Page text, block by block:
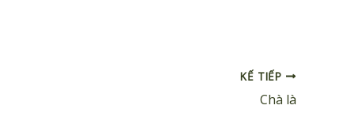
KẾ TIẾP
Chà là